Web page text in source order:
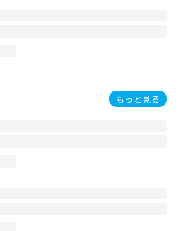
もっと見る